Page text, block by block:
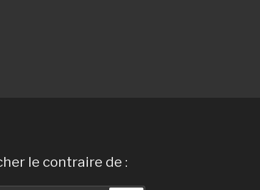
le contraire de :